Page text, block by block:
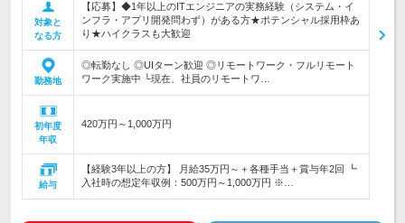
対象と
なる方
【応募】◆1年以上のITエンジニアの実務経験（システム・イ
ンフラ・アプリ開発問わず）がある方★ポテンシャル採用枠あ
り★ハイクラスも大歓迎
勤務地
◎転勤なし ◎UIターン歓迎 ◎リモートワーク・フルリモート
ワーク実施中 └現在、社員のリモートワ…
初年度
年収
420万円～1,000万円
給与
【経験3年以上の方】 月給35万円～＋各種手当＋賞与年2回 ┗
入社時の想定年収例：500万円～1,000万円 ※…